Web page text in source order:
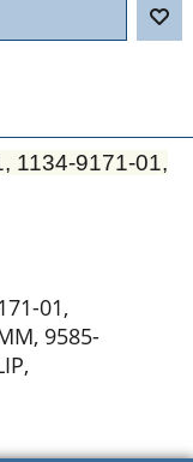
1134-9171-01,
01,
9585-